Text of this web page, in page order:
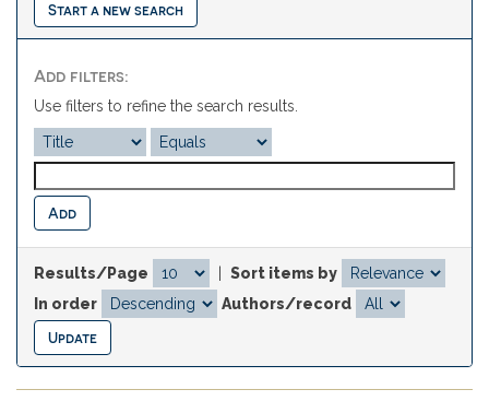
Start a new search
Add filters:
Use filters to refine the search results.
Results/Page
Sort items by
In order
Authors/record